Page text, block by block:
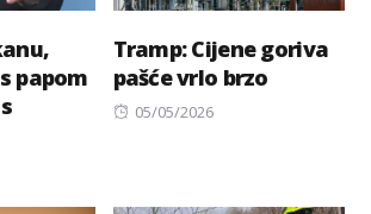
papom
Tramp: Cijene goriva
pašće vrlo brzo
Posted
05/05/2026